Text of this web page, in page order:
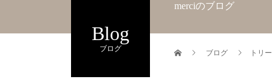
Blog
ブログ
merciのブログ
ブログ トリ